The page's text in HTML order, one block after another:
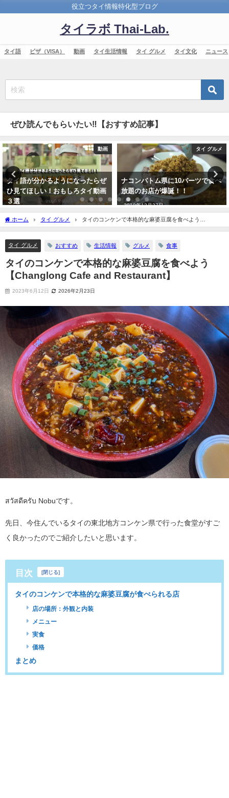
役立つタイ情報特化型ブログ
タイラボ Thai-Lab.
タイ語 ビザ（VISA） 動画 タイ生活情報 タイ グルメ タイ文化 ニュース
ぜひ読んでもらいたい‼【おすすめ記事】
画 タイ グルメ
ナコンパトム県に10バーツで食べ
放題のお店が爆誕！！
2019年12月27日
タイ グ
マハサラカムに意識バリ高の猫
フェ爆誕！！「Rada Coffee」
2017年9月30日
ホーム タイ グルメ
タイのコンケンで本格的な麻婆豆腐を食べよう
【Changlong Cafe and Restaurant】
タイ グルメ おすすめ 生活情報 グルメ 食事
タイのコンケンで本格的な麻婆豆腐を食べよう
【Changlong Cafe and Restaurant】
2023年6月12日 2026年2月23日
สวัสดีครับ Nobuです。
先日、今住んでいるタイの東北地方コンケン県で行った食堂がすご
く良かったのでご紹介したいと思います。
目次 [閉じる]
タイのコンケンで本格的な麻婆豆腐が食べられる店
店の場所：外観と内装
メニュー
実食
価格
まとめ